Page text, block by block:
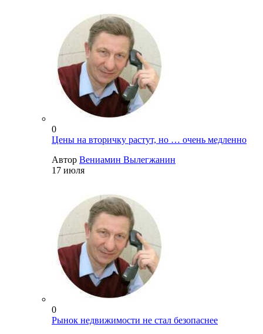
0
Цены на вторичку растут, но … очень медленно
Автор Вениамин Вылегжанин
17 июля
0
Рынок недвижимости не стал безопаснее